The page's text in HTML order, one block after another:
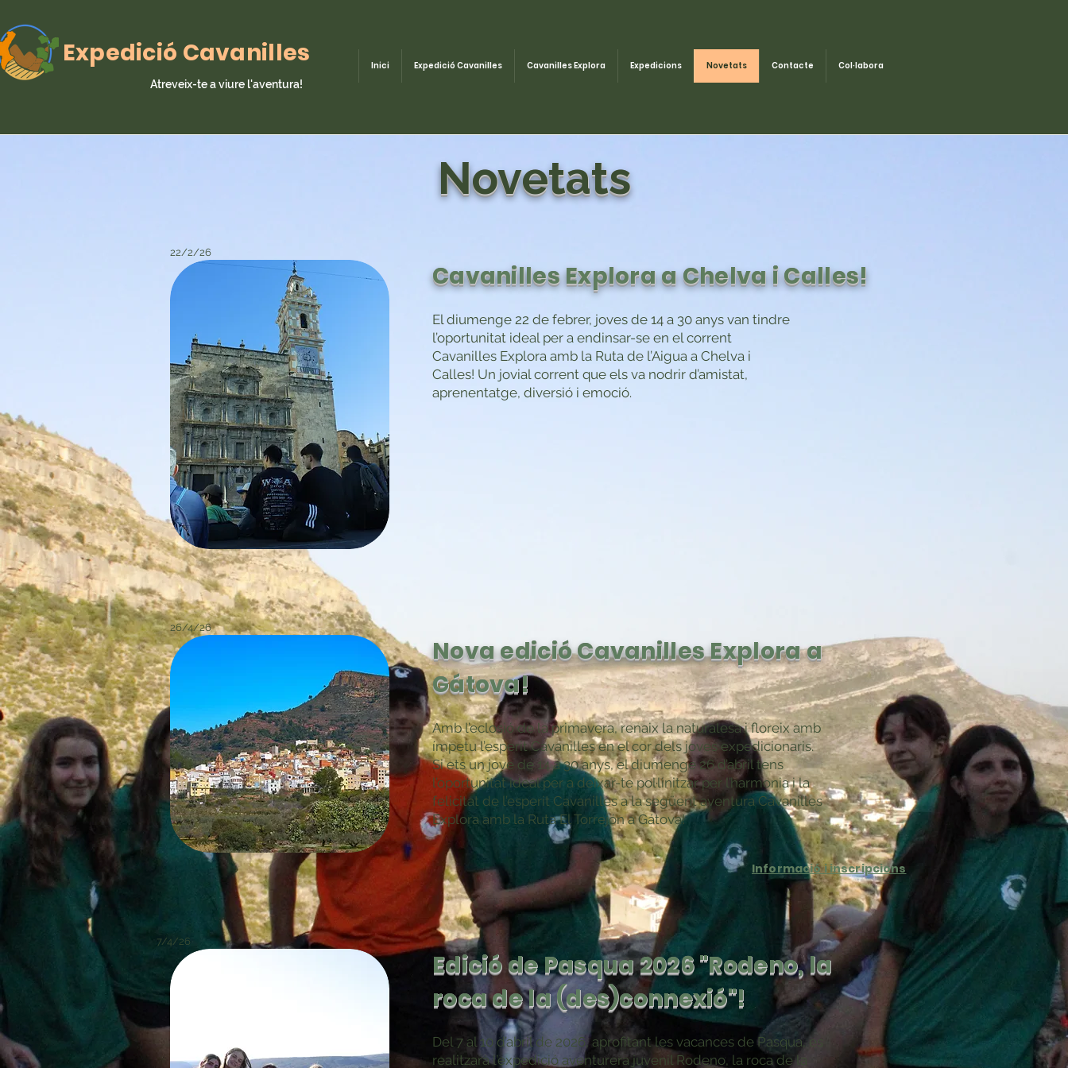
Expedició Cavanilles
Atreveix-te a viure l'aventura!
Inici Expedició Cavanilles Cavanilles Explora Expedicions Novetats Contacte Col·labora
Novetats
22/2/26
Cavanilles Explora a Chelva i Calles!
El diumenge 22 de febrer, joves de 14 a 30 anys van tindre
l’oportunitat ideal per a endinsar-se en el corrent
Cavanilles Explora amb la Ruta de l’Aigua a Chelva i
Calles! Un jovial corrent que els va nodrir d’amistat,
aprenentatge, diversió i emoció.
26/4/26
Nova edició Cavanilles Explora a
Gátova!
Amb l’eclosió de la primavera, renaix la naturalesa i floreix amb
ímpetu l’esperit Cavanilles en el cor dels joves expedicionaris.
Si ets un jove de 14 a 30 anys, el diumenge 26 d’abril tens
l’oportunitat ideal per a deixar-te pol·linitzar per l’harmonia i la
felicitat de l’esperit Cavanilles a la següent aventura Cavanilles
Explora amb la Ruta El Torrejón a Gátova!
Informació i inscripcions
7/4/26
Edició de Pasqua 2026 "Rodeno, la
roca de la (des)connexió"!
Del 7 al 10 d’abril de 2026, aprofitant les vacances de Pasqua, es
realitzarà l’expedició aventurera juvenil Rodeno, la roca de la